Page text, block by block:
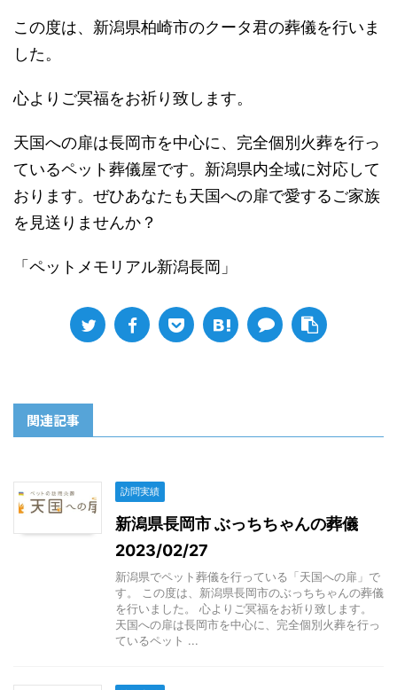
この度は、新潟県柏崎市のクータ君の葬儀を行いま
した。
心よりご冥福をお祈り致します。
天国への扉は長岡市を中心に、完全個別火葬を行っ
ているペット葬儀屋です。新潟県内全域に対応して
おります。ぜひあなたも天国への扉で愛するご家族
を見送りませんか？
「ペットメモリアル新潟長岡」
関連記事
訪問実績
新潟県長岡市 ぶっちちゃんの葬儀
2023/02/27
新潟県でペット葬儀を行っている「天国への扉」で
す。 この度は、新潟県長岡市のぶっちちゃんの葬儀
を行いました。 心よりご冥福をお祈り致します。
天国への扉は長岡市を中心に、完全個別火葬を行っ
ているペット ...